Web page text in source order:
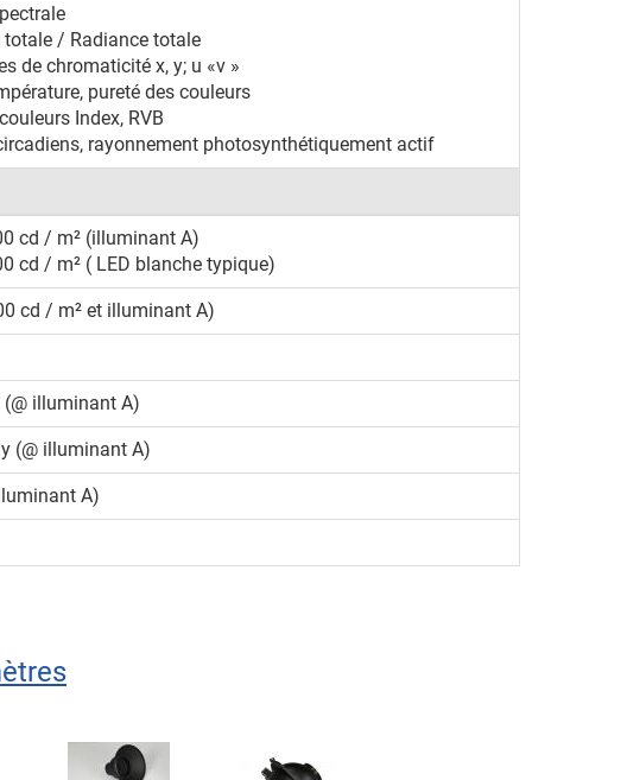
totale / Radiance totale
de chromaticité x, y; u «v »
pureté des couleurs
Index, RVB
rayonnement photosynthétiquement actif
cd / m² (illuminant A)
cd / m² ( LED blanche typique)
cd / m² et illuminant A)
(@ illuminant A)
(@ illuminant A)
A)